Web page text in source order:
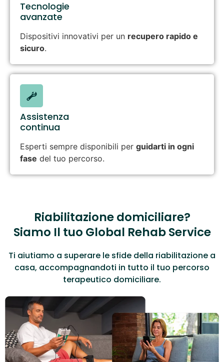
Tecnologie
avanzate
Dispositivi innovativi per un recupero rapido e
sicuro.
Assistenza
continua
Esperti sempre disponibili per guidarti in ogni
fase del tuo percorso.
Riabilitazione domiciliare?
Siamo Il tuo Global Rehab Service
Ti aiutiamo a superare le sfide della riabilitazione a
casa, accompagnandoti in tutto il tuo percorso
terapeutico domiciliare.